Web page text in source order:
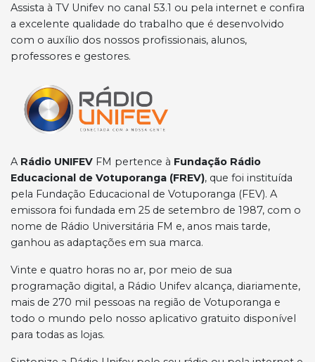
Assista à TV Unifev no canal 53.1 ou pela internet e confira
a excelente qualidade do trabalho que é desenvolvido
com o auxílio dos nossos profissionais, alunos,
professores e gestores.
A Rádio UNIFEV FM pertence à Fundação Rádio
Educacional de Votuporanga (FREV), que foi instituída
pela Fundação Educacional de Votuporanga (FEV). A
emissora foi fundada em 25 de setembro de 1987, com o
nome de Rádio Universitária FM e, anos mais tarde,
ganhou as adaptações em sua marca.
Vinte e quatro horas no ar, por meio de sua
programação digital, a Rádio Unifev alcança, diariamente,
mais de 270 mil pessoas na região de Votuporanga e
todo o mundo pelo nosso aplicativo gratuito disponível
para todas as lojas.